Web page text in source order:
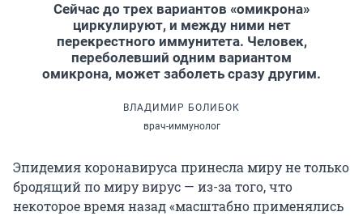
Сейчас до трех вариантов «омикрона»
циркулируют, и между ними нет
перекрестного иммунитета. Человек,
переболевший одним вариантом
омикрона, может заболеть сразу другим.
ВЛАДИМИР БОЛИБОК
врач-иммунолог
Эпидемия коронавируса принесла миру не только
бродящий по миру вирус — из-за того, что
некоторое время назад «масштабно применялись